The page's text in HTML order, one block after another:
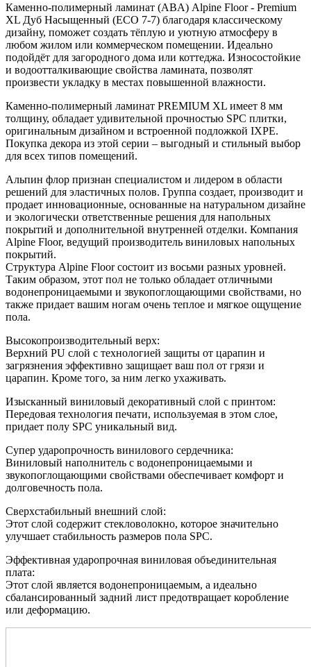
Каменно-полимерный ламинат (ABA) Alpine Floor - Premium
XL Дуб Насыщенный (ECO 7-7) благодаря классическому
дизайну, поможет создать тёплую и уютную атмосферу в
любом жилом или коммерческом помещении. Идеально
подойдёт для загородного дома или коттеджа. Износостойкие
и водоотталкивающие свойства ламината, позволят
произвести укладку в местах повышенной влажности.
Каменно-полимерный ламинат PREMIUM XL имеет 8 мм
толщину, обладает удивительной прочностью SPC плитки,
оригинальным дизайном и встроенной подложкой IXPE.
Покупка декора из этой серии – выгодный и стильный выбор
для всех типов помещений.
Альпин флор признан специалистом и лидером в области
решений для эластичных полов. Группа создает, производит и
продает инновационные, основанные на натуральном дизайне
и экологически ответственные решения для напольных
покрытий и дополнительной внутренней отделки. Компания
Alpine Floor, ведущий производитель виниловых напольных
покрытий.
Структура Alpine Floor состоит из восьми разных уровней.
Таким образом, этот пол не только обладает отличными
водонепроницаемыми и звукопоглощающими свойствами, но
также придает вашим ногам очень теплое и мягкое ощущение
пола.
Высокопроизводительный верх:
Верхний PU слой с технологией защиты от царапин и
загрязнения эффективно защищает ваш пол от грязи и
царапин. Кроме того, за ним легко ухаживать.
Изысканный виниловый декоративный слой с принтом:
Передовая технология печати, используемая в этом слое,
придает полу SPC уникальный вид.
Супер ударопрочность винилового сердечника:
Виниловый наполнитель с водонепроницаемыми и
звукопоглощающими свойствами обеспечивает комфорт и
долговечность пола.
Сверхстабильный внешний слой:
Этот слой содержит стекловолокно, которое значительно
улучшает стабильность размеров пола SPC.
Эффективная ударопрочная виниловая объединительная
плата:
Этот слой является водонепроницаемым, а идеально
сбалансированный задний лист предотвращает коробление
или деформацию.